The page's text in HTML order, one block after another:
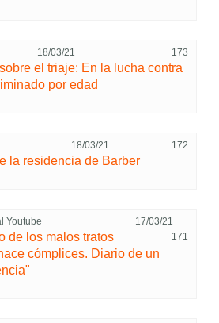
18/03/21 173
el triaje: En la lucha contra
por edad
18/03/21 172
la residencia de Barber
Youtube
17/03/21
171
de los malos tratos
cómplices. Diario de un